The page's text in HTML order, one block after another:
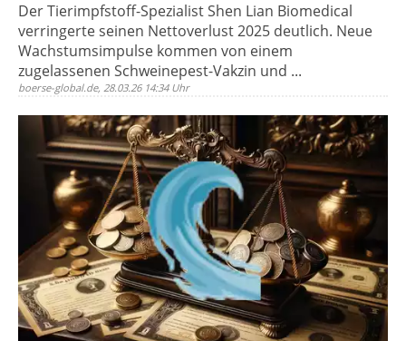
Der Tierimpfstoff-Spezialist Shen Lian Biomedical
verringerte seinen Nettoverlust 2025 deutlich. Neue
Wachstumsimpulse kommen von einem
zugelassenen Schweinepest-Vakzin und ...
boerse-global.de, 28.03.26 14:34 Uhr